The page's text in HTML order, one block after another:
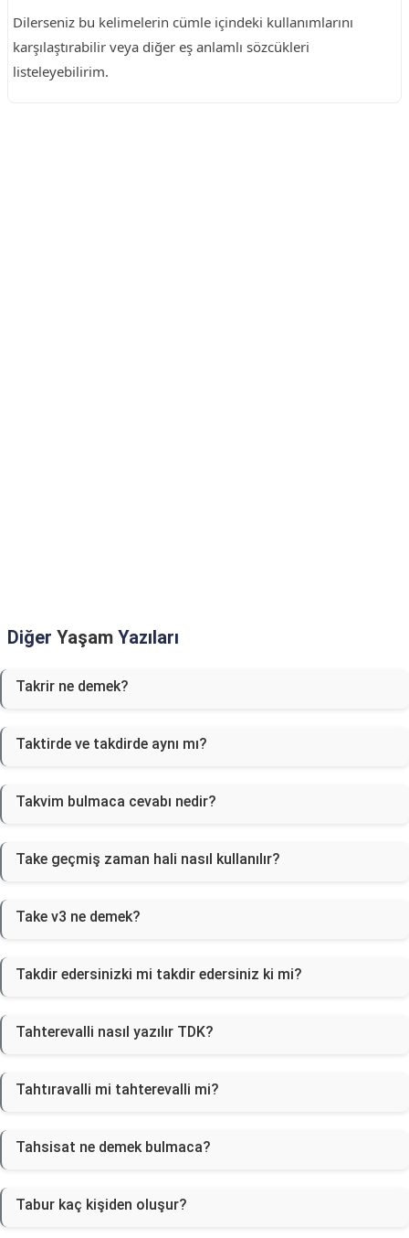
Dilerseniz bu kelimelerin cümle içindeki kullanımlarını
karşılaştırabilir veya diğer eş anlamlı sözcükleri
listeleyebilirim.
Diğer Yaşam Yazıları
Takrir ne demek?
Taktirde ve takdirde aynı mı?
Takvim bulmaca cevabı nedir?
Take geçmiş zaman hali nasıl kullanılır?
Take v3 ne demek?
Takdir edersinizki mi takdir edersiniz ki mi?
Tahterevalli nasıl yazılır TDK?
Tahtıravalli mi tahterevalli mi?
Tahsisat ne demek bulmaca?
Tabur kaç kişiden oluşur?